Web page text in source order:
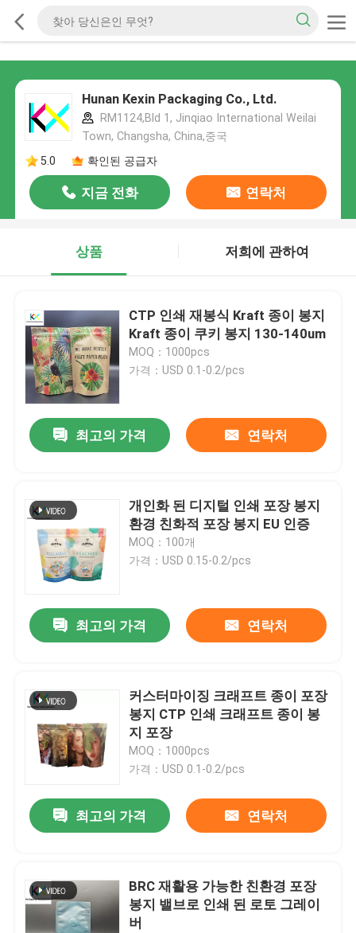
Hunan Kexin Packaging Co., Ltd.
RM1124,Bld 1, Jinqiao International Weilai
Town, Changsha, China,중국
5.0
확인된 공급자
지금 전화 연락처
상품 저희에 관하여
CTP 인쇄 재봉식 Kraft 종이 봉지
Kraft 종이 쿠키 봉지 130-140um
MOQ：1000pcs
가격：USD 0.1-0.2/pcs
최고의 가격 연락처
개인화 된 디지털 인쇄 포장 봉지
환경 친화적 포장 봉지 EU 인증
MOQ：100개
가격：USD 0.15-0.2/pcs
최고의 가격 연락처
커스터마이징 크래프트 종이 포장
봉지 CTP 인쇄 크래프트 종이 봉
지 포장
MOQ：1000pcs
가격：USD 0.1-0.2/pcs
최고의 가격 연락처
BRC 재활용 가능한 친환경 포장
봉지 밸브로 인쇄 된 로토 그레이
버